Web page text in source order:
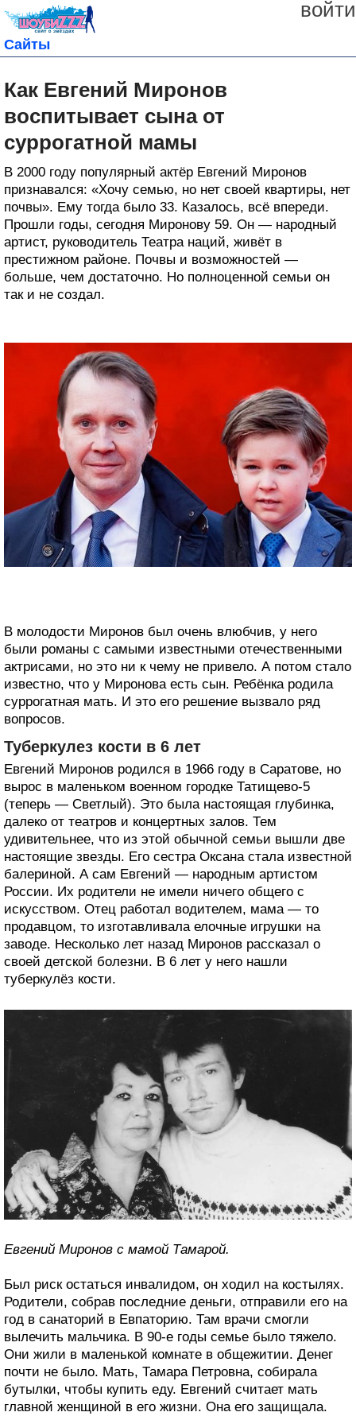
войти
Сайты
Как Евгений Миронов
воспитывает сына от
суррогатной мамы
В 2000 году популярный актёр Евгений Миронов
признавался: «Хочу семью, но нет своей квартиры, нет
почвы». Ему тогда было 33. Казалось, всё впереди.
Прошли годы, сегодня Миронову 59. Он — народный
артист, руководитель Театра наций, живёт в
престижном районе. Почвы и возможностей —
больше, чем достаточно. Но полноценной семьи он
так и не создал.
В молодости Миронов был очень влюбчив, у него
были романы с самыми известными отечественными
актрисами, но это ни к чему не привело. А потом стало
известно, что у Миронова есть сын. Ребёнка родила
суррогатная мать. И это его решение вызвало ряд
вопросов.
Туберкулез кости в 6 лет
Евгений Миронов родился в 1966 году в Саратове, но
вырос в маленьком военном городке Татищево-5
(теперь — Светлый). Это была настоящая глубинка,
далеко от театров и концертных залов. Тем
удивительнее, что из этой обычной семьи вышли две
настоящие звезды. Его сестра Оксана стала известной
балериной. А сам Евгений — народным артистом
России. Их родители не имели ничего общего с
искусством. Отец работал водителем, мама — то
продавцом, то изготавливала елочные игрушки на
заводе. Несколько лет назад Миронов рассказал о
своей детской болезни. В 6 лет у него нашли
туберкулёз кости.
Евгений Миронов с мамой Тамарой.
Был риск остаться инвалидом, он ходил на костылях.
Родители, собрав последние деньги, отправили его на
год в санаторий в Евпаторию. Там врачи смогли
вылечить мальчика. В 90-е годы семье было тяжело.
Они жили в маленькой комнате в общежитии. Денег
почти не было. Мать, Тамара Петровна, собирала
бутылки, чтобы купить еду. Евгений считает мать
главной женщиной в его жизни. Она его защищала.